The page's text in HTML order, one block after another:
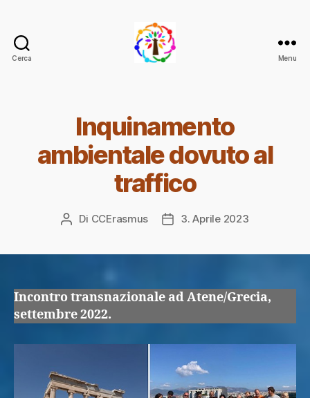
Cerca Menu
Inquinamento
ambientale dovuto al
traffico
Autore
Di CCErasmus
Data3. Aprile 2023
Incontro transnazionale ad Atene/Grecia,
settembre 2022.